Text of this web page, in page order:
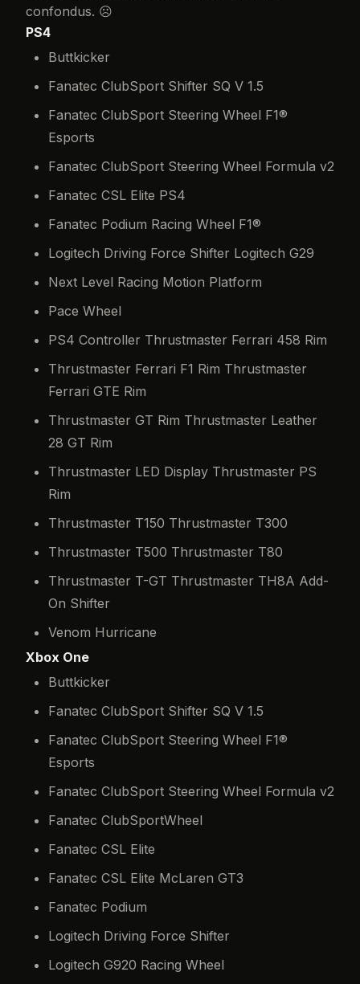
confondus. ☹
PS4
Buttkicker
Fanatec ClubSport Shifter SQ V 1.5
Fanatec ClubSport Steering Wheel F1®
Esports
Fanatec ClubSport Steering Wheel Formula v2
Fanatec CSL Elite PS4
Fanatec Podium Racing Wheel F1®
Logitech Driving Force Shifter Logitech G29
Next Level Racing Motion Platform
Pace Wheel
PS4 Controller Thrustmaster Ferrari 458 Rim
Thrustmaster Ferrari F1 Rim Thrustmaster
Ferrari GTE Rim
Thrustmaster GT Rim Thrustmaster Leather
28 GT Rim
Thrustmaster LED Display Thrustmaster PS
Rim
Thrustmaster T150 Thrustmaster T300
Thrustmaster T500 Thrustmaster T80
Thrustmaster T-GT Thrustmaster TH8A Add-
On Shifter
Venom Hurricane
Xbox One
Buttkicker
Fanatec ClubSport Shifter SQ V 1.5
Fanatec ClubSport Steering Wheel F1®
Esports
Fanatec ClubSport Steering Wheel Formula v2
Fanatec ClubSportWheel
Fanatec CSL Elite
Fanatec CSL Elite McLaren GT3
Fanatec Podium
Logitech Driving Force Shifter
Logitech G920 Racing Wheel